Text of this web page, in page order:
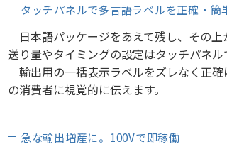
タッチパネルで多言語ラベルを正確・簡
日本語パッケージをあえて残し、その
送り量やタイミングの設定はタッチパネル
輸出用の一括表示ラベルをズレなく正
の消費者に視覚的に伝えます。
急な輸出増産に。100Vで即稼働